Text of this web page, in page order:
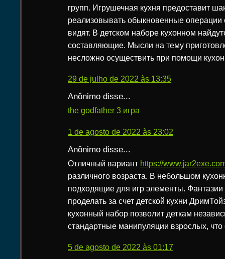
групп. Игрушечная кухня предоставит
реализовывать обыкновенные операции
видят. В детском наборе кухонном
составляющие. Мысли на тему
несложно осуществить при помощи
29 de julho de 2022 às 13:35
Anônimo disse...
the godfather 3 игра
1 de agosto de 2022 às 23:02
Anônimo disse...
Отличный вариант https://
различного возраста. В небольшом
подходящие для игр элементы.
проделать за счет детской кухни
кухонный набор позволит деткам
стандартные манипуляции взрослых,
5 de agosto de 2022 às 01:17